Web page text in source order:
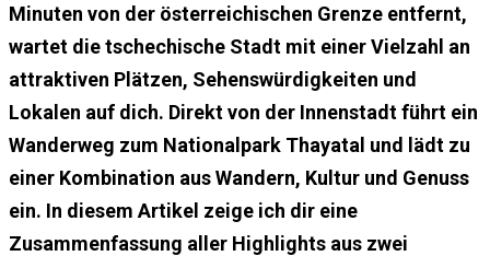
Minuten von der österreichischen Grenze entfernt,
wartet die tschechische Stadt mit einer Vielzahl an
attraktiven Plätzen, Sehenswürdigkeiten und
Lokalen auf dich. Direkt von der Innenstadt führt ein
Wanderweg zum Nationalpark Thayatal und lädt zu
einer Kombination aus Wandern, Kultur und Genuss
ein. In diesem Artikel zeige ich dir eine
Zusammenfassung aller Highlights aus zwei